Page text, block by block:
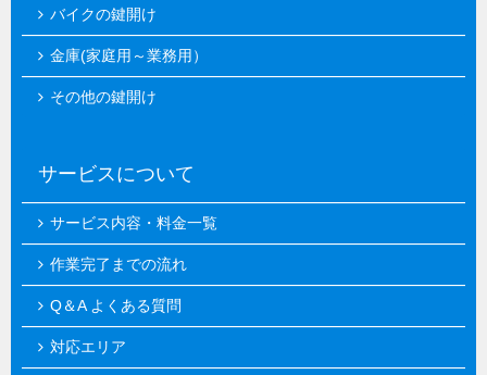
バイクの鍵開け
金庫(家庭用～業務用）
その他の鍵開け
サービスについて
サービス内容・料金一覧
作業完了までの流れ
Q＆A よくある質問
対応エリア